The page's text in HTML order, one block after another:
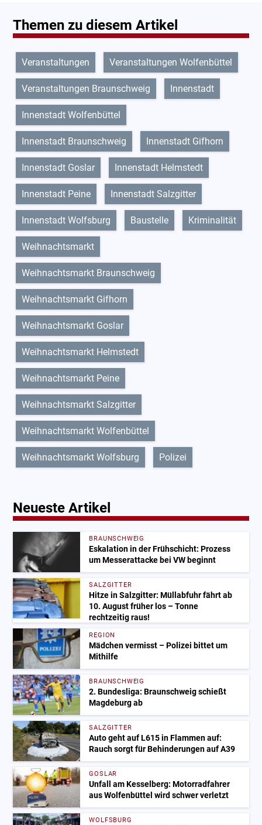
Themen zu diesem Artikel
Veranstaltungen Veranstaltungen Wolfenbüttel
Veranstaltungen Braunschweig Innenstadt
Innenstadt Wolfenbüttel
Innenstadt Braunschweig Innenstadt Gifhorn
Innenstadt Goslar Innenstadt Helmstedt
Innenstadt Peine Innenstadt Salzgitter
Innenstadt Wolfsburg Baustelle Kriminalität
Weihnachtsmarkt
Weihnachtsmarkt Braunschweig
Weihnachtsmarkt Gifhorn
Weihnachtsmarkt Goslar
Weihnachtsmarkt Helmstedt
Weihnachtsmarkt Peine
Weihnachtsmarkt Salzgitter
Weihnachtsmarkt Wolfenbüttel
Weihnachtsmarkt Wolfsburg Polizei
Neueste Artikel
BRAUNSCHWEIG
Eskalation in der Frühschicht: Prozess
um Messerattacke bei VW beginnt
SALZGITTER
Hitze in Salzgitter: Müllabfuhr fährt ab
10. August früher los – Tonne
rechtzeitig raus!
REGION
Mädchen vermisst – Polizei bittet um
Mithilfe
BRAUNSCHWEIG
2. Bundesliga: Braunschweig schießt
Magdeburg ab
SALZGITTER
Auto geht auf L615 in Flammen auf:
Rauch sorgt für Behinderungen auf A39
GOSLAR
Unfall am Kesselberg: Motorradfahrer
aus Wolfenbüttel wird schwer verletzt
WOLFSBURG